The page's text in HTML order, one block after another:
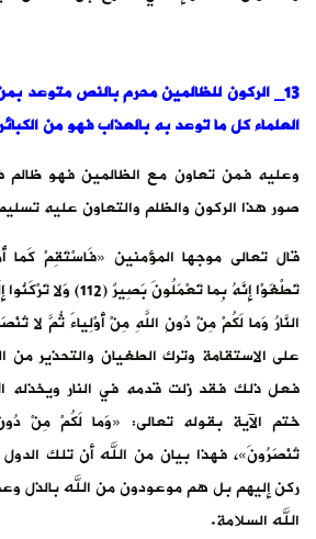
13_ الركون للظالمين محرم بالنص متوعد
العلماء كل ما توعد به بالعذاب فهو من
وعليه فمن تعاون مع الظالمين فهو
صور هذا الركون والظلم والتعاون عليه
قال تعالى موجها المؤمنين «فَاسْتَقِمْ
تَطْغَوْا إِنَّهُ بِما
النَّارُ وَما لَكُمْ مِنْ دُونِ اللَّهِ مِنْ أَوْلِياءَ ثُمَّ لا
على الاستقامة وترك الطغيان والتحذير من
فعل ذلك فقد زلت قدمه في النار ويخذله
ختم الآية بقوله تعالى: «وَما لَكُمْ مِنْ
تُنْصَرُونَ»، فهذا بيان من الله أن تلك
ركن إليهم بل هم موعودون من الله بالذل
الله السلامة.